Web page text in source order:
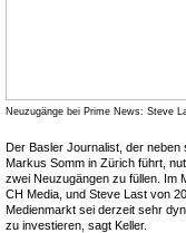
Neuzugänge bei Prime News: Steve
Der Basler Journalist, der neben
Markus Somm in Zürich führt,
zwei Neuzugängen zu füllen. Im
CH Media, und Steve Last von
Medienmarkt sei derzeit sehr
zu investieren, sagt Keller.